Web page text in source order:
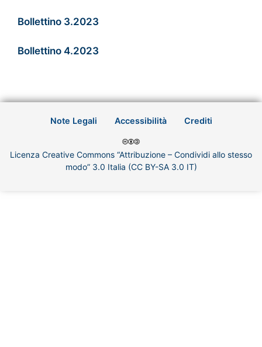
Bollettino 3.2023
Bollettino 4.2023
Note Legali Accessibilità Crediti
Licenza Creative Commons “Attribuzione – Condividi allo stesso
modo” 3.0 Italia (CC BY-SA 3.0 IT)